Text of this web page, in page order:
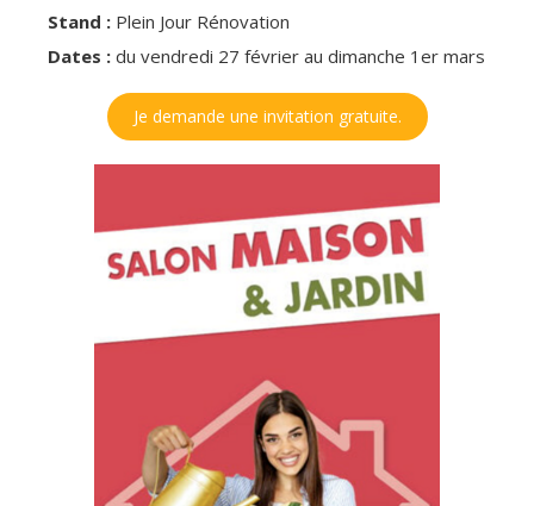
Stand : Plein Jour Rénovation
Dates : du vendredi 27 février au dimanche 1er mars
Je demande une invitation gratuite.